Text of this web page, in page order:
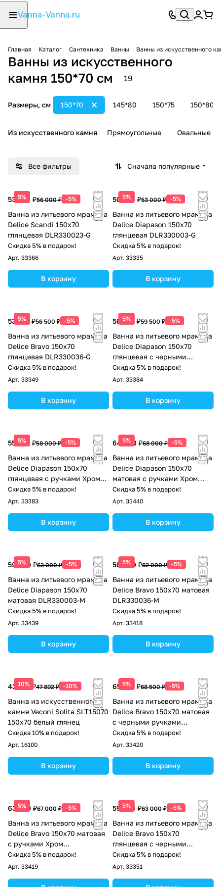
Главная Каталог Сантехника Ванны Ванны из искусственного
Ванны из искусственного
камня 150*70 см
19
Размеры, см 145*80
150*70 150*75 150*80
Из искусственного камня Прямоугольные Овальные
Все фильтры Сначала популярные
5%
53 200 ₽56 000 ₽ -5%
Ванна из литьевого мрамора
Delice Scandi 150х70
глянцевая DLR330023-G
Скидка 5% в подарок!
Арт. 33366
В корзину
5%
50 350 ₽53 000 ₽ -5%
Ванна из литьевого мрамора
Delice Diapason 150х70
глянцевая DLR330003-G
Скидка 5% в подарок!
Арт. 33335
В корзину
5%
53 675 ₽56 500 ₽ -5%
Ванна из литьевого мрамора
Delice Bravo 150х70
глянцевая DLR330036-G
Скидка 5% в подарок!
Арт. 33349
В корзину
5%
56 525 ₽59 500 ₽ -5%
Ванна из литьевого мрамора
Delice Diapason 150х70
глянцевая с черными
ручками DLR330003RB-G
Скидка 5% в подарок!
Арт. 33384
В корзину
5%
55 100 ₽58 000 ₽ -5%
Ванна из литьевого мрамора
Delice Diapason 150х70
глянцевая с ручками Хром
DLR330003R-G
Скидка 5% в подарок!
Арт. 33383
В корзину
5%
64 600 ₽68 000 ₽ -5%
Ванна из литьевого мрамора
Delice Diapason 150х70
матовая с ручками Хром
DLR330003R-M
Скидка 5% в подарок!
Арт. 33440
В корзину
5%
59 850 ₽63 000 ₽ -5%
Ванна из литьевого мрамора
Delice Diapason 150х70
матовая DLR330003-M
Скидка 5% в подарок!
Арт. 33439
В корзину
5%
58 900 ₽62 000 ₽ -5%
Ванна из литьевого мрамора
Delice Bravo 150х70 матовая
DLR330036-M
Скидка 5% в подарок!
Арт. 33418
В корзину
10%
43 103 ₽47 892 ₽ -10%
Ванна из искусственного
камня Veconi Solita SLT15070
150x70 белый глянец
Скидка 10% в подарок!
Арт. 16100
В корзину
5%
65 075 ₽68 500 ₽ -5%
Ванна из литьевого мрамора
Delice Bravo 150х70 матовая
с черными ручками
DLR330036RB-M
Скидка 5% в подарок!
Арт. 33420
В корзину
5%
63 650 ₽67 000 ₽ -5%
Ванна из литьевого мрамора
Delice Bravo 150х70 матовая
с ручками Хром
DLR330036R-M
Скидка 5% в подарок!
Арт. 33419
5%
59 850 ₽63 000 ₽ -5%
Ванна из литьевого мрамора
Delice Bravo 150х70
глянцевая с черными
ручками DLR330036RB-G
Скидка 5% в подарок!
Арт. 33351